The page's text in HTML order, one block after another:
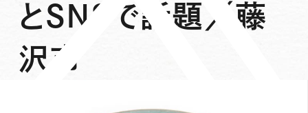
とSNSで話題／藤
沢市